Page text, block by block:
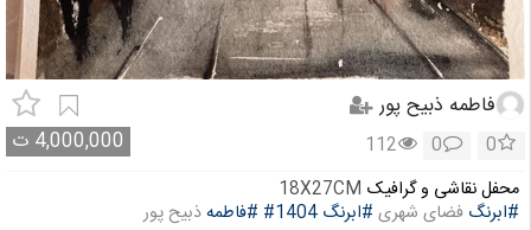
فاطمه ذبیح پور
4,000,000 ت 0
0
112
محفل نقاشی و گرافیک 18X27CM
#ابرنگ فضای شهری #ابرنگ #1404 #فاطمهذبیح پور